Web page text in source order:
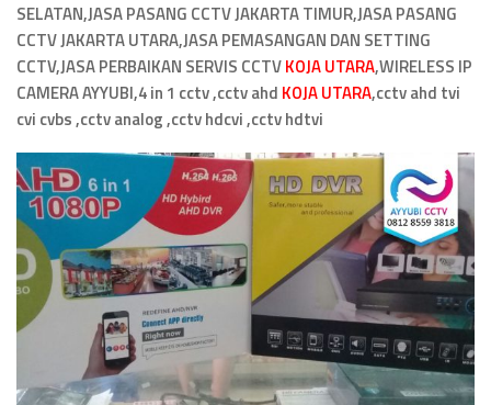
SELATAN,JASA PASANG CCTV JAKARTA TIMUR,JASA PASANG
CCTV JAKARTA UTARA,JASA PEMASANGAN DAN SETTING
CCTV,JASA PERBAIKAN SERVIS CCTVKOJA UTARA,WIRELESS IP
CAMERA AYYUBI,4 in 1 cctv ,cctv ahd KOJA UTARA,cctv ahd tvi
cvi cvbs ,cctv analog ,cctv hdcvi ,cctv hdtvi